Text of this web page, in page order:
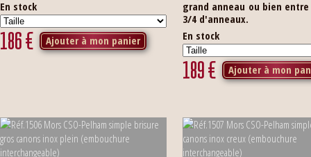
En stock
186€ Ajouter à mon panier
grand anneau ou bien
3/4 d'anneaux.
En stock
189€ Ajouter à mon